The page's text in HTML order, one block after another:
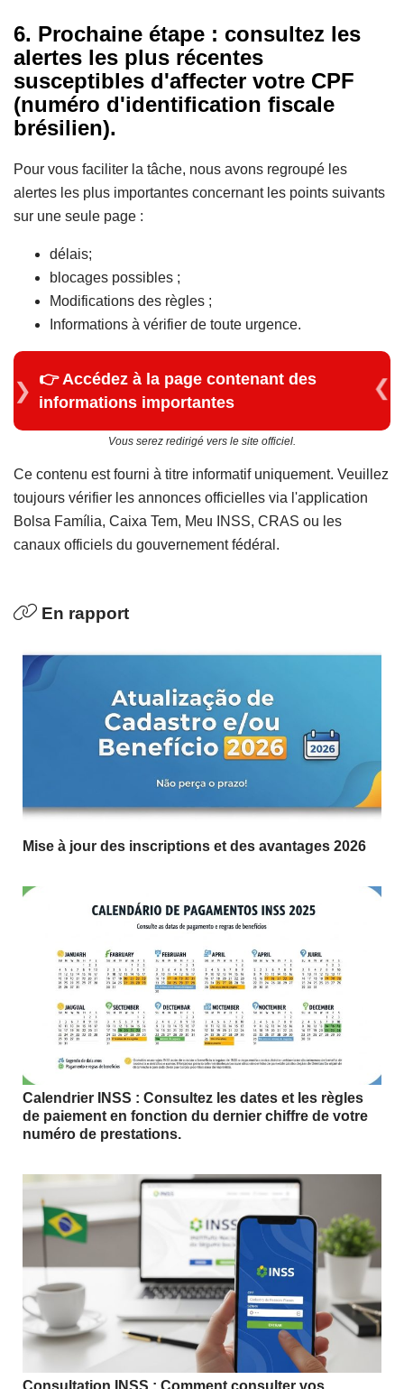
6. Prochaine étape : consultez les
alertes les plus récentes
susceptibles d'affecter votre CPF
(numéro d'identification fiscale
brésilien).
Pour vous faciliter la tâche, nous avons regroupé les
alertes les plus importantes concernant les points suivants
sur une seule page :
délais;
blocages possibles ;
Modifications des règles ;
Informations à vérifier de toute urgence.
👉 Accédez à la page contenant des
informations importantes
Vous serez redirigé vers le site officiel.
Ce contenu est fourni à titre informatif uniquement. Veuillez
toujours vérifier les annonces officielles via l'application
Bolsa Família, Caixa Tem, Meu INSS, CRAS ou les
canaux officiels du gouvernement fédéral.
En rapport
Mise à jour des inscriptions et des avantages 2026
Calendrier INSS : Consultez les dates et les règles
de paiement en fonction du dernier chiffre de votre
numéro de prestations.